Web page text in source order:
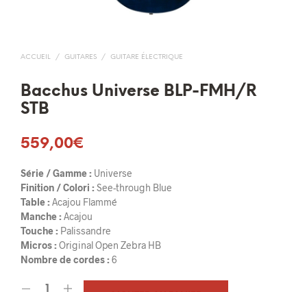
ACCUEIL / GUITARES / GUITARE ÉLECTRIQUE
Bacchus Universe BLP-FMH/R
STB
559,00€
Série / Gamme : Universe
Finition / Colori : See-through Blue
Table : Acajou Flammé
Manche : Acajou
Touche : Palissandre
Micros : Original Open Zebra HB
Nombre de cordes : 6